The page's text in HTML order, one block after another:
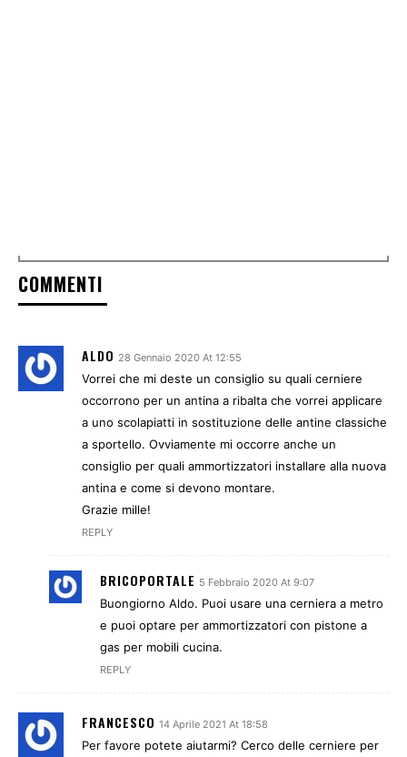
COMMENTI
ALDO 28 Gennaio 2020 At 12:55
Vorrei che mi deste un consiglio su quali cerniere
occorrono per un antina a ribalta che vorrei applicare
a uno scolapiatti in sostituzione delle antine classiche
a sportello. Ovviamente mi occorre anche un
consiglio per quali ammortizzatori installare alla nuova
antina e come si devono montare.
Grazie mille!
REPLY
BRICOPORTALE 5 Febbraio 2020 At 9:07
Buongiorno Aldo. Puoi usare una cerniera a metro
e puoi optare per ammortizzatori con pistone a
gas per mobili cucina.
REPLY
FRANCESCO 14 Aprile 2021 At 18:58
Per favore potete aiutarmi? Cerco delle cerniere per